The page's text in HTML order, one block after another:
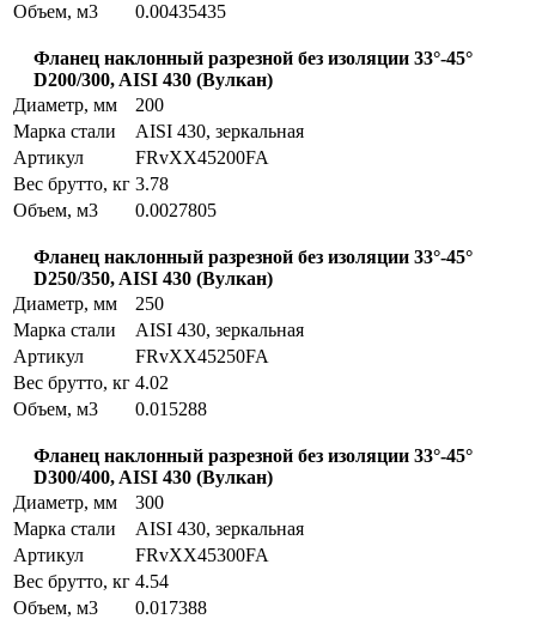
Объем, м3 0.00435435
Фланец наклонный разрезной без изоляции 33°-45°
D200/300, AISI 430 (Вулкан)
Диаметр, мм
200
Марка стали
AISI 430, зеркальная
Артикул
FRvXX45200FA
Вес брутто, кг 3.78
Объем, м3
0.0027805
Фланец наклонный разрезной без изоляции 33°-45°
D250/350, AISI 430 (Вулкан)
Диаметр, мм
250
Марка стали
AISI 430, зеркальная
Артикул
FRvXX45250FA
Вес брутто, кг 4.02
Объем, м3
0.015288
Фланец наклонный разрезной без изоляции 33°-45°
D300/400, AISI 430 (Вулкан)
Диаметр, мм
300
Марка стали
AISI 430, зеркальная
Артикул
FRvXX45300FA
Вес брутто, кг 4.54
Объем, м3
0.017388